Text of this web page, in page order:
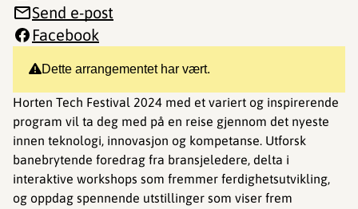
Dette arrangementet har vært.
Horten Tech Festival 2024 med et variert og inspirerende
program vil ta deg med på en reise gjennom det nyeste
innen teknologi, innovasjon og kompetanse. Utforsk
banebrytende foredrag fra bransjeledere, delta i
interaktive workshops som fremmer ferdighetsutvikling,
og oppdag spennende utstillinger som viser frem
Send e-post
Facebook